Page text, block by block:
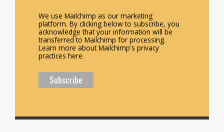
We use Mailchimp as our marketing
platform. By clicking below to subscribe, you
acknowledge that your information will be
transferred to Mailchimp for processing.
Learn more about Mailchimp's privacy
practices here.